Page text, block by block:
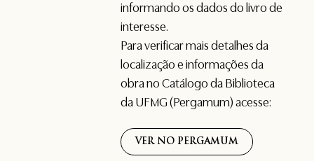
informando os dados do livro de
interesse.
Para verificar mais detalhes da
localização e informações da
obra no Catálogo da Biblioteca
da UFMG (Pergamum) acesse:
VER NO PERGAMUM